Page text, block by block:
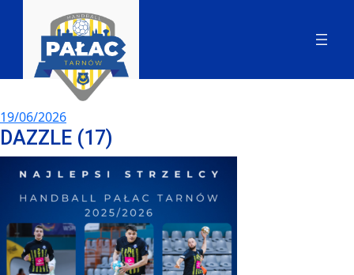
19/06/2026
DAZZLE (17)